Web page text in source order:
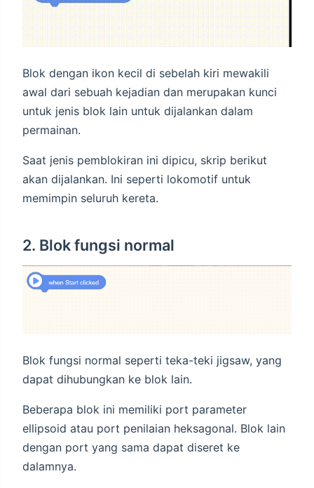
Blok dengan ikon kecil di sebelah kiri mewakili
awal dari sebuah kejadian dan merupakan kunci
untuk jenis blok lain untuk dijalankan dalam
permainan.
Saat jenis pemblokiran ini dipicu, skrip berikut
akan dijalankan. Ini seperti lokomotif untuk
memimpin seluruh kereta.
2. Blok fungsi normal
Blok fungsi normal seperti teka-teki jigsaw, yang
dapat dihubungkan ke blok lain.
Beberapa blok ini memiliki port parameter
ellipsoid atau port penilaian heksagonal. Blok lain
dengan port yang sama dapat diseret ke
dalamnya.